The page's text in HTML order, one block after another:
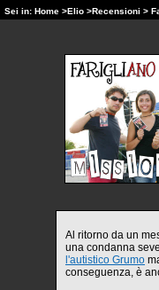
Sei in: Home >Elio >Recensioni >
Al ritorno da un
una condanna
l'autistico Grumo
conseguenza, è